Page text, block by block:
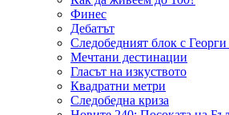
Финес
Дебатът
Следобедният блок с
Мечтани дестинации
Гласът на изкуството
Квадратни метри
Следобедна криза